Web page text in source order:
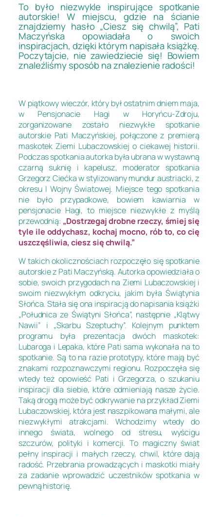
To było niezwykle inspirujące spotkanie
autorskie! W miejscu, gdzie na ścianie
znajdziemy hasło „Ciesz się chwilą”, Pati
Maczyńska opowiadała o swoich
inspiracjach, dzięki którym napisała książkę.
Poczytajcie, nie zawiedziecie się! Bowiem
znaleźliśmy sposób na znalezienie radości!
W piątkowy wieczór, który był ostatnim dniem maja,
w Pensjonacie Hagi w Horyńcu-Zdroju,
zorganizowane zostało niezwykłe spotkanie
autorskie Pati Maczyńskiej, połączone z premierą
maskotek Ziemi Lubaczowskiej o ciekawej historii.
Podczas spotkania autorka była ubrana w wystawną
czarną suknię i kapelusz, moderator spotkania
Grzegorz Ciećka w stylizowany mundur austriacki, z
okresu I Wojny Światowej. Miejsce tego spotkania
nie było przypadkowe, bowiem kawiarnia w
pensjonacie Hagi, to miejsce niezwykłe z myślą
przewodnią: „Dostrzegaj drobne rzeczy, śmiej się
tyle ile oddychasz, kochaj mocno, rób to, co cię
uszczęśliwia, ciesz się chwilą.”
W takich okolicznościach rozpoczęło się spotkanie
autorskie z Pati Maczyńską. Autorka opowiedziała o
sobie, swoich przygodach na Ziemi Lubaczowskiej i
swoim niezwykłym odkryciu, jakim była Świątynia
Słońca. Stała się ona inspiracją do napisania książki
„Południca ze Świątyni Słońca”, następnie „Klątwy
Nawii” i „Skarbu Szeptuchy”. Kolejnym punktem
programu była prezentacja dwóch maskotek:
Lubaroga i Lepaka, które Pati sama wykonała na to
spotkanie. Są to na razie prototypy, które mają być
znakami rozpoznawczymi regionu. Rozpoczęła się
wtedy też opowieść Pati i Grzegorza, o szukaniu
inspiracji dla siebie, które odmieniają nasze życie.
Taką drogą może być odkrywanie na przykład Ziemi
Lubaczowskiej, która jest naszpikowana małymi, ale
niezwykłymi atrakcjami. Wchodzimy wtedy do
innego świata, wolnego od stresu, wyścigu
szczurów, polityki i komercji. To magiczny świat
pełny inspiracji i małych rzeczy, chwil, które dają
radość. Przebrania prowadzących i maskotki miały
za zadanie wprowadzić uczestników spotkania w
pewną historię.